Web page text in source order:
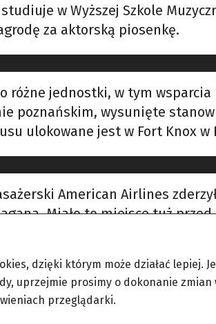
w Wyższej Szkole
za aktorską piosenkę.
różne jednostki, w tym
poznańskim, wysunięte
ulokowane jest w Fort Knox w
American Airlines
Miało to miejsce tuż
informowały, że
jakby prosto z okopów
dzięki którym może działać lepiej.
uprzejmie prosimy o dokonanie zmian
przeglądarki.